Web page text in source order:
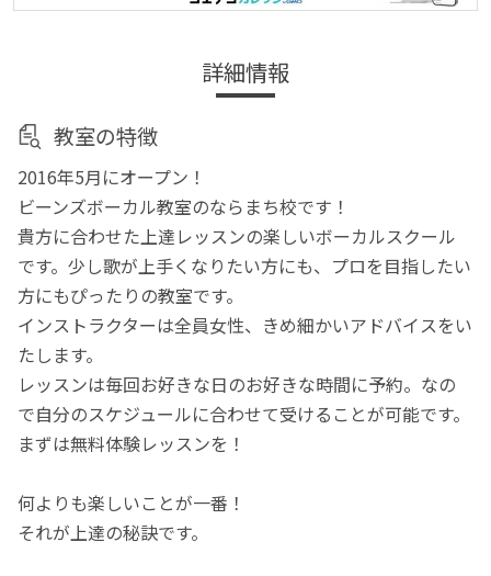
詳細情報
教室の特徴
2016年5月にオープン！
ビーンズボーカル教室のならまち校です！
貴方に合わせた上達レッスンの楽しいボーカルスクール
です。少し歌が上手くなりたい方にも、プロを目指したい
方にもぴったりの教室です。
インストラクターは全員女性、きめ細かいアドバイスをい
たします。
レッスンは毎回お好きな日のお好きな時間に予約。なの
で自分のスケジュールに合わせて受けることが可能です。
まずは無料体験レッスンを！
何よりも楽しいことが一番！
それが上達の秘訣です。